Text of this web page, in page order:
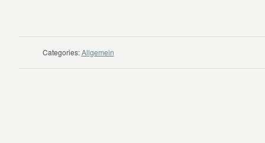
Categories: Allgemein